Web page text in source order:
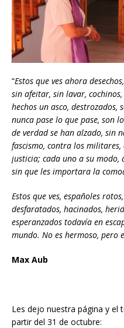
“Estos que ves ahora
sin afeitar, sin lavar,
hechos un asco, destrozados,
nunca pase lo que pase, son
de verdad se han alzado, sin
fascismo, contra los
justicia; cada uno a su modo,
sin que les importara la
Estos que ves, españoles
desfaratados, hacinados,
esperanzados todavía en
mundo. No es hermoso, pero
Max Aub
Les dejo nuestra página y el
partir del 31 de octubre: